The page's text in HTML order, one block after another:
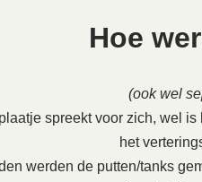
Hoe
(ook wel
spreekt voor zich, wel
het
werden de putten/tanks